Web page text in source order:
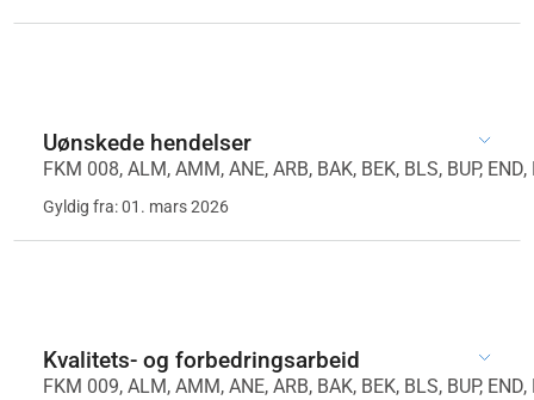
Uønskede hendelser
FKM 008, ALM, AMM, ANE, ARB, BAK, BEK, BLS, BUP,
Gyldig fra: 01. mars 2026
Kvalitets- og forbedringsarbeid
FKM 009, ALM, AMM, ANE, ARB, BAK, BEK, BLS, BUP,